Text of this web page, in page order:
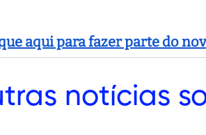
aqui para fazer parte do
notícias